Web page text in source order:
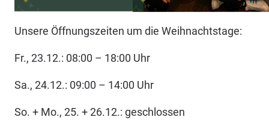
Unsere Öffnungszeiten um die Weihnachtstage:
Fr., 23.12.: 08:00 – 18:00 Uhr
Sa., 24.12.: 09:00 – 14:00 Uhr
So. + Mo., 25. + 26.12.: geschlossen